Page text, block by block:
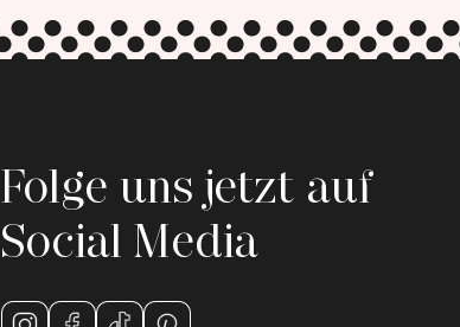
Folge uns jetzt auf
Social Media